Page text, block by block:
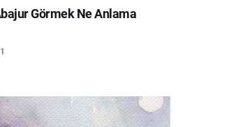
Görmek Ne Anlama